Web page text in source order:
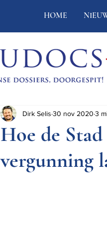
HOME
Hoe de
vergunning
Dirk Selis 30 nov 2020 3